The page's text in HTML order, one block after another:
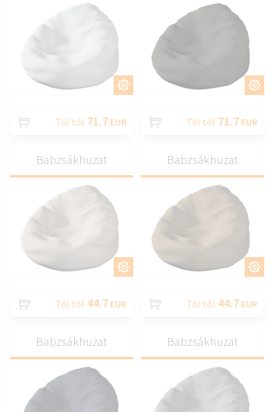
TESTRESZAB
Tól től 71.7 EUR
TESTRESZAB
Tól től 71.7 EUR
TESTRESZAB
Babzsákhuzat
Tól től 44.7 EUR
TESTRESZAB
Babzsákhuzat
Tól től 44.7 EUR
Babzsákhuzat Babzsákhuzat